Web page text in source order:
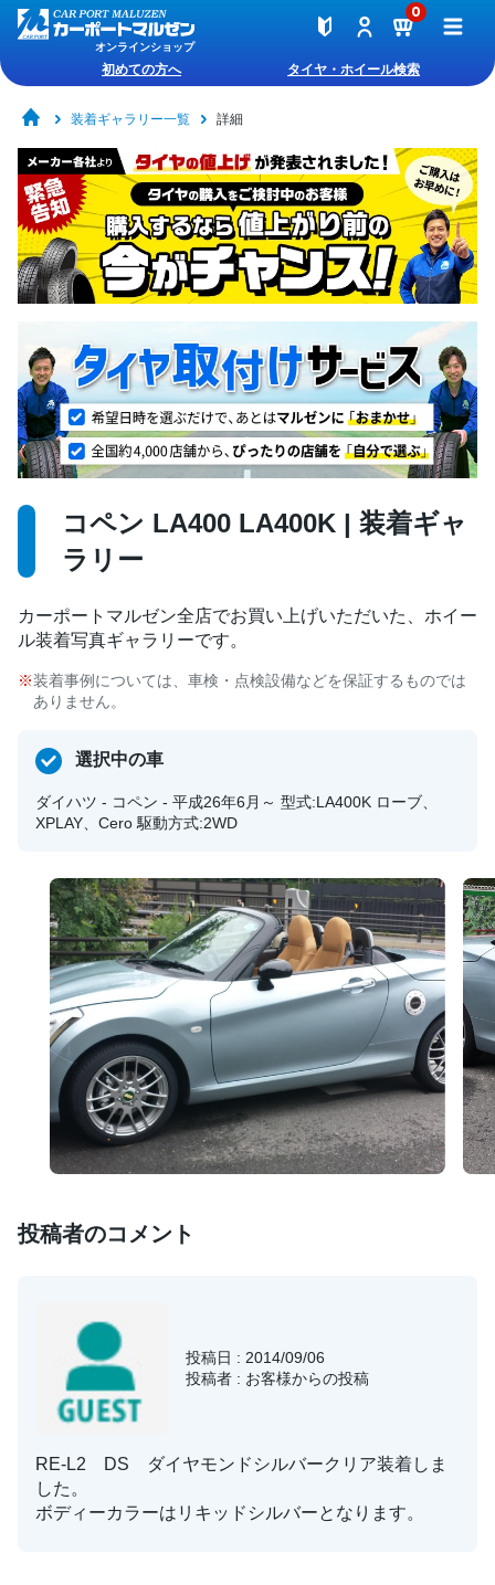
オンラインショップ
0
初めての方へ タイヤ・ホイール検索
装着ギャラリー一覧 詳細
コペン LA400 LA400K | 装着ギャ
ラリー
カーポートマルゼン全店でお買い上げいただいた、ホイー
ル装着写真ギャラリーです。
装着事例については、車検・点検設備などを保証するものでは
ありません。
選択中の車
ダイハツ - コペン - 平成26年6月～ 型式:LA400K ローブ、
XPLAY、Cero 駆動方式:2WD
投稿者のコメント
投稿日 : 2014/09/06
投稿者 : お客様からの投稿
RE-L2 DS ダイヤモンドシルバークリア装着しま
した。
ボディーカラーはリキッドシルバーとなります。